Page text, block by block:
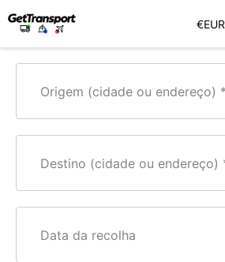
€EUR
Origem (cidade ou endereço)
Destino (cidade ou endereço)
Data da recolha